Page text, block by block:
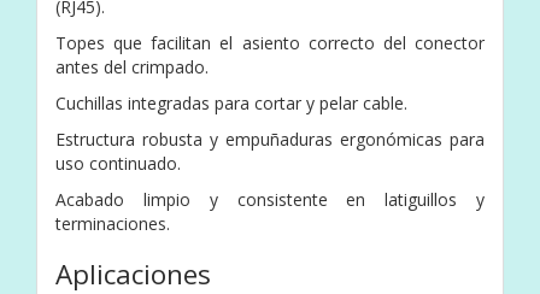
(RJ45).
Topes que facilitan el asiento correcto del conector
antes del crimpado.
Cuchillas integradas para cortar y pelar cable.
Estructura robusta y empuñaduras ergonómicas para
uso continuado.
Acabado limpio y consistente en latiguillos y
terminaciones.
Aplicaciones